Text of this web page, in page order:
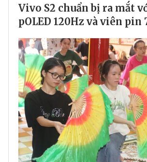
Vivo S2 chuẩn bị ra mắt
pOLED 120Hz và viên pin